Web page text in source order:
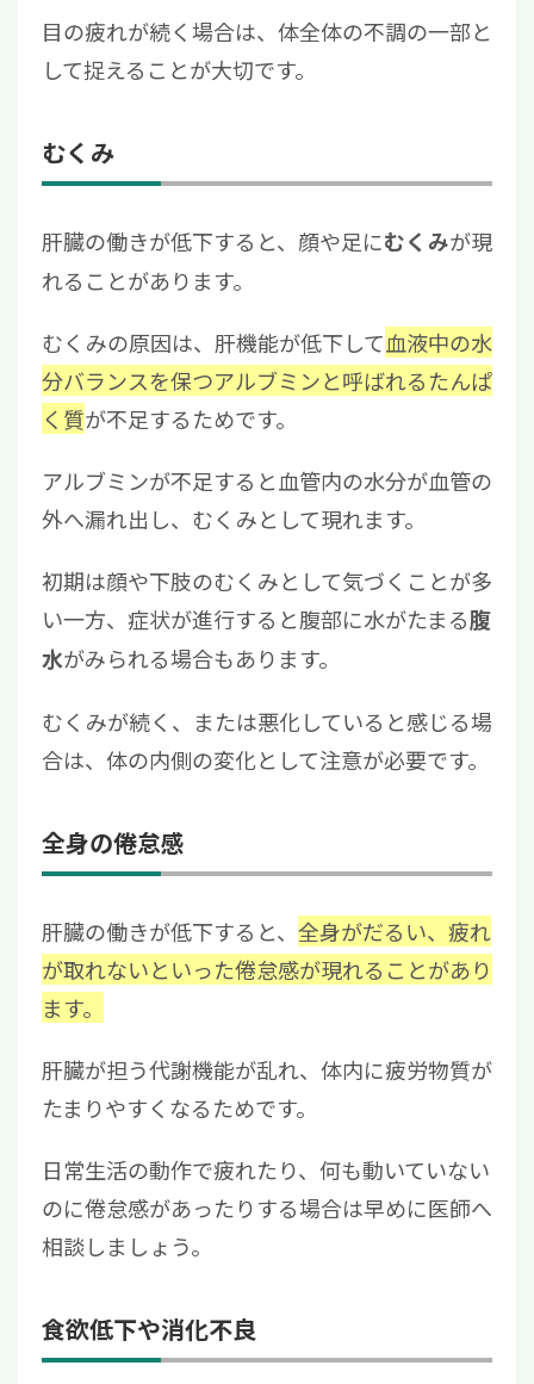
目の疲れが続く場合は、体全体の不調の一部と
して捉えることが大切です。
むくみ
肝臓の働きが低下すると、顔や足にむくみが現
れることがあります。
むくみの原因は、肝機能が低下して血液中の水
分バランスを保つアルブミンと呼ばれるたんぱ
く質が不足するためです。
アルブミンが不足すると血管内の水分が血管の
外へ漏れ出し、むくみとして現れます。
初期は顔や下肢のむくみとして気づくことが多
い一方、症状が進行すると腹部に水がたまる腹
水がみられる場合もあります。
むくみが続く、または悪化していると感じる場
合は、体の内側の変化として注意が必要です。
全身の倦怠感
肝臓の働きが低下すると、 全身がだるい、疲れ
が取れないといった倦怠感が現れることがあり
ます。
肝臓が担う代謝機能が乱れ、体内に疲労物質が
たまりやすくなるためです。
日常生活の動作で疲れたり、何も動いていない
のに倦怠感があったりする場合は早めに医師へ
相談しましょう。
食欲低下や消化不良